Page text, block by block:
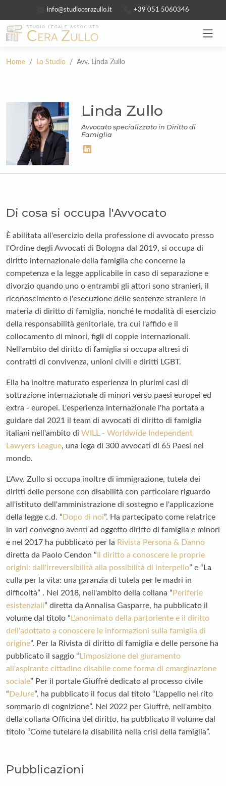
info@studiocerazullo.it +39 051 5060346
Home / Lo Studio / Avv. Linda Zullo
Linda Zullo
Avvocato specializzato in Diritto di
Famiglia
Di cosa si occupa l'Avvocato
È abilitata all'esercizio della professione di avvocato presso
l'Ordine degli Avvocati di Bologna dal 2019, si occupa di
diritto internazionale della famiglia che concerne la
competenza e la legge applicabile in caso di separazione e
divorzio quando uno o entrambi gli attori sono stranieri, il
riconoscimento o l'esecuzione delle sentenze straniere in
materia di diritto di famiglia, nonché le modalità di esercizio
della responsabilità genitoriale, tra cui l'affido e il
collocamento di minori, figli di coppie internazionali.
Nell'ambito del diritto di famiglia si occupa altresì di
contratti di convivenza, unioni civili e diritti LGBT.
Ella ha inoltre maturato esperienza in plurimi casi di
sottrazione internazionale di minori verso paesi europei ed
extra - europei. L'esperienza internazionale l'ha portata a
guidare dal 2021 il team di avvocati di diritto di famiglia
italiani nell'ambito di WILL - Worldwide Independent
Lawyers League, una lega di 300 avvocati di 65 Paesi nel
mondo.
L'Avv. Zullo si occupa inoltre di immigrazione, tutela dei
diritti delle persone con disabilità con particolare riguardo
all'istituto dell'amministrazione di sostegno e l'applicazione
della legge c.d. “Dopo di noi”. Ha partecipato come relatrice
in vari convegno aventi ad oggetto diritto di famiglia e minori
e nel 2017 ha pubblicato per la Rivista Persona & Danno
diretta da Paolo Cendon “Il diritto a conoscere le proprie
origini: dall'irreversibilità alla possibilità di interpello” e “La
culla per la vita: una garanzia di tutela per le madri in
difficoltà” . Nel 2018, nell'ambito della collana “Periferie
esistenziali” diretta da Annalisa Gasparre, ha pubblicato il
volume dal titolo “L'anonimato della partoriente e il diritto
dell'adottato a conoscere le informazioni sulla famiglia di
origine”. Per la Rivista di diritto di famiglia e delle persone ha
pubblicato il saggio “L'imposizione del giuramento
all'aspirante cittadino disabile come forma di emarginazione
sociale” Per il portale Giuffrè dedicato al processo civile
“DeJure”, ha pubblicato il focus dal titolo “L'appello nel rito
sommario di cognizione”. Nel 2022 per Giuffrè, nell'ambito
della collana Officina del diritto, ha pubblicato il volume dal
titolo “Come tutelare la disabilità nella crisi della famiglia”.
Pubblicazioni